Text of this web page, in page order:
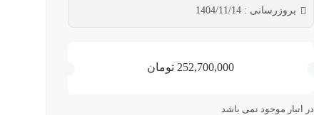
بروزرسانی : 1404/11/14
252,700,000 تومان
در انبار موجود نمی باشد